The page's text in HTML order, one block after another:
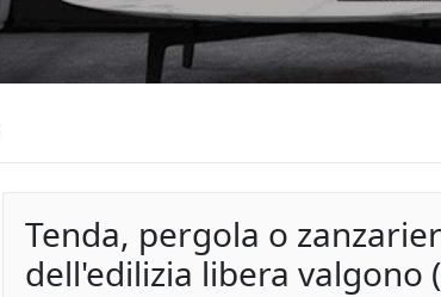
Tenda, pergola o
dell'edilizia libera valgono